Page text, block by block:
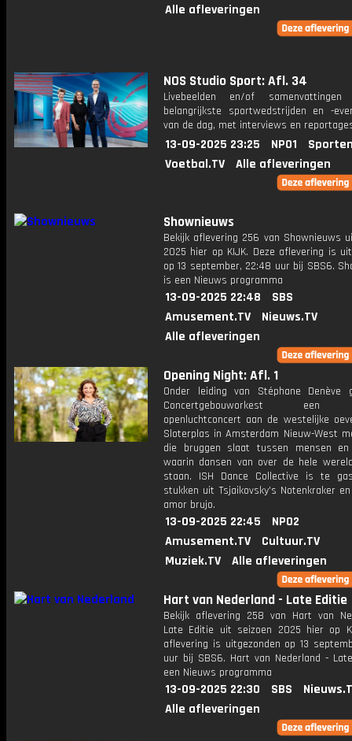
Alle afleveringen
NOS Studio Sport: Afl. 34
Livebeelden en/of
belangrijkste sportwedstrijden en -
van de dag, met interviews en
13-09-2025 23:25 NPO1
Voetbal.TV
Alle afleveringen
Shownieuws
Bekijk aflevering 256 van Shownieuws
2025 hier op KIJK. Deze aflevering is
op 13 september, 22:48 uur bij SBS6.
is een Nieuws programma
13-09-2025 22:48
SBS
Amusement.TV
Nieuws.TV
Alle afleveringen
Opening Night: Afl. 1
Onder leiding van Stéphane Denève
Concertgebouworkest een
openluchtconcert aan de westelijke
Sloterplas in Amsterdam Nieuw-West
die bruggen slaat tussen mensen en
waarin dansen van over de hele
staan. ISH Dance Collective is te
stukken uit Tsjaikovsky's Notenkraker
amor brujo.
13-09-2025 22:45
NPO2
Amusement.TV
Cultuur.TV
Muziek.TV
Alle afleveringen
Hart van Nederland - Late Editie
Bekijk aflevering 258 van Hart van
Late Editie uit seizoen 2025 hier op
aflevering is uitgezonden op 13
uur bij SBS6. Hart van Nederland -
een Nieuws programma
13-09-2025 22:30 SBS
Alle afleveringen